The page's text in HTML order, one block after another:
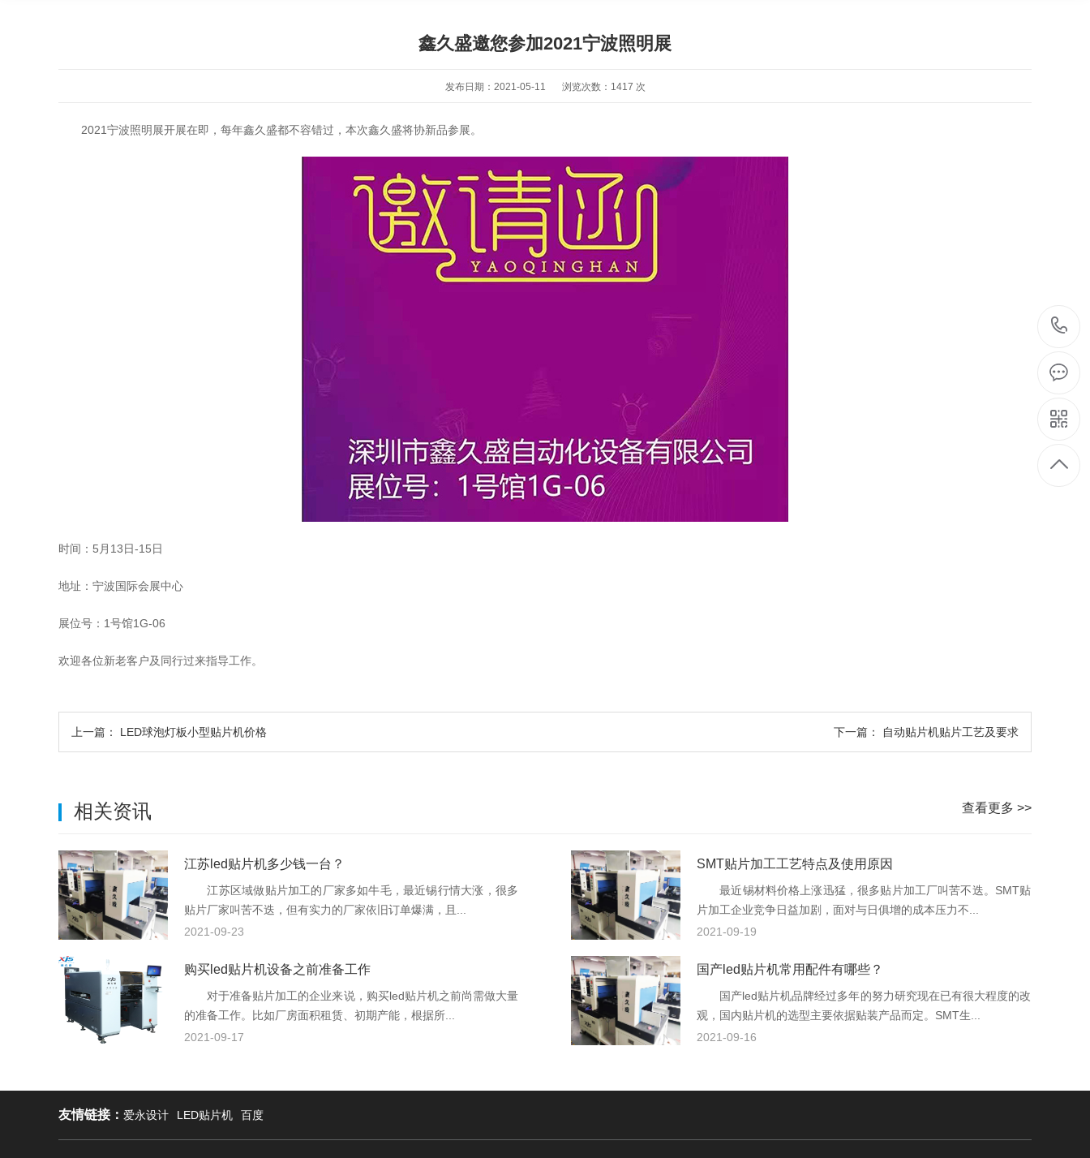
鑫久盛邀您参加2021宁波照明展
发布日期：2021-05-11 浏览次数： 1417 次
2021宁波照明展开展在即，每年鑫久盛都不容错过，本次鑫久盛将协新品参展。
时间：5月13日-15日
地址：宁波国际会展中心
展位号：1号馆1G-06
欢迎各位新老客户及同行过来指导工作。
上一篇： LED球泡灯板小型贴片机价格 下一篇： 自动贴片机贴片工艺及要求
查看更多 >>
相关资讯
江苏led贴片机多少钱一台？
江苏区域做贴片加工的厂家多如牛毛，最近锡行情大涨，很多
贴片厂家叫苦不迭，但有实力的厂家依旧订单爆满，且...
2021-09-23
SMT贴片加工工艺特点及使用原因
最近锡材料价格上涨迅猛，很多贴片加工厂叫苦不迭。SMT贴
片加工企业竞争日益加剧，面对与日俱增的成本压力不...
2021-09-19
购买led贴片机设备之前准备工作
对于准备贴片加工的企业来说，购买led贴片机之前尚需做大量
的准备工作。比如厂房面积租赁、初期产能，根据所...
2021-09-17
国产led贴片机常用配件有哪些？
国产led贴片机品牌经过多年的努力研究现在已有很大程度的改
观，国内贴片机的选型主要依据贴装产品而定。SMT生...
2021-09-16
友情链接： 爱永设计 LED贴片机 百度